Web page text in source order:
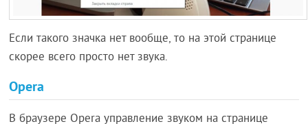
Если такого значка нет вообще, то на этой странице
скорее всего просто нет звука.
Opera
В браузере Opera управление звуком на странице